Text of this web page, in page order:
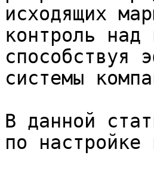
исходящих
контроль над
способствуя
системы
В данной
по настройке